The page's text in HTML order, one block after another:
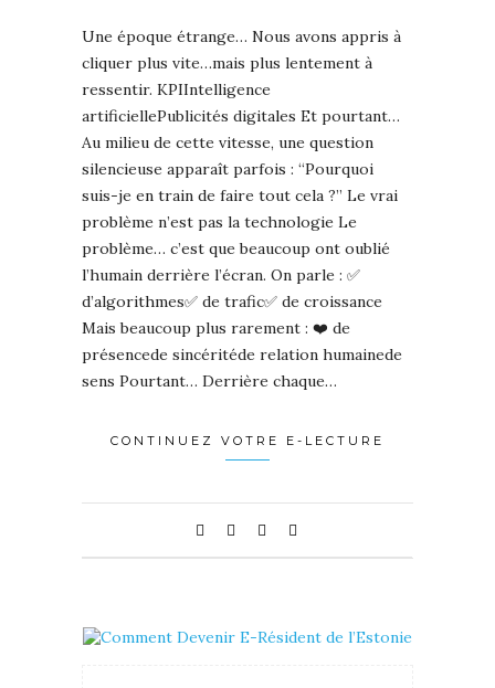
Une époque étrange… Nous avons appris à
cliquer plus vite…mais plus lentement à
ressentir. KPIIntelligence
artificiellePublicités digitales Et pourtant…
Au milieu de cette vitesse, une question
silencieuse apparaît parfois : “Pourquoi
suis-je en train de faire tout cela ?” Le vrai
problème n’est pas la technologie Le
problème… c’est que beaucoup ont oublié
l’humain derrière l’écran. On parle : ✅
d’algorithmes✅ de trafic✅ de croissance
Mais beaucoup plus rarement : ❤️ de
présencede sincéritéde relation humainede
sens Pourtant… Derrière chaque…
CONTINUEZ VOTRE E-LECTURE